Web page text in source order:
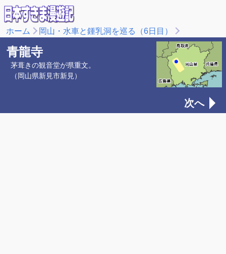
ホーム 岡山・水車と鍾乳洞を巡る（6日目）
青龍寺
茅葺きの観音堂が県重文。
（岡山県新見市新見）
次へ